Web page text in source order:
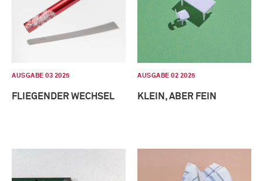
AUSGABE 03 2025
FLIEGENDER WECHSEL
AUSGABE 02 2025
KLEIN, ABER FEIN